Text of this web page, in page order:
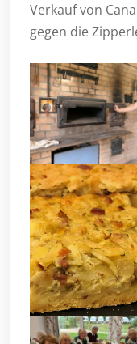
Verkauf von
gegen die